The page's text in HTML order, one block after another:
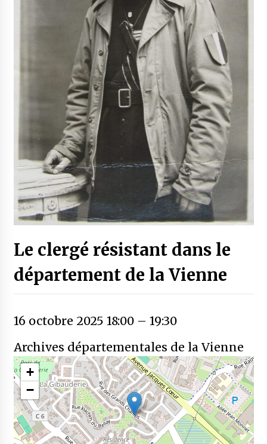
Le clergé résistant dans le
département de la Vienne
16 octobre 2025 18:00– 19:30
Archives départementales de la Vienne
+
−